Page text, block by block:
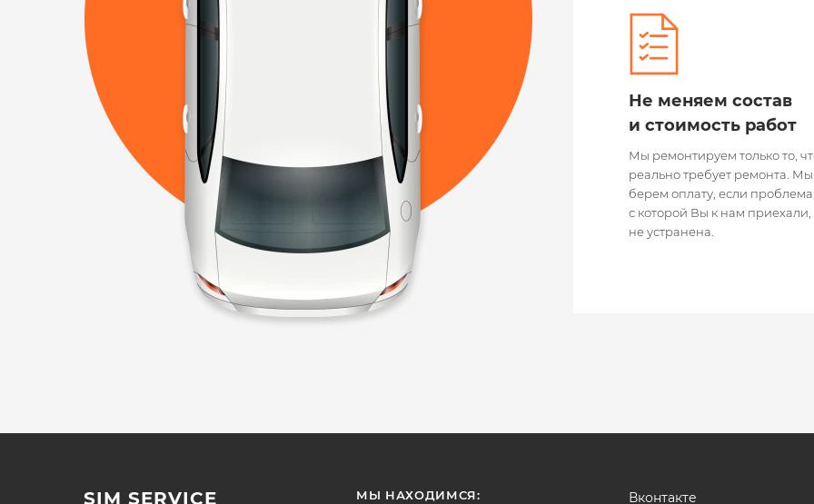
Мы ремонтируем только то,
реально требует ремонта.
берем оплату, если проблема,
с которой Вы к нам приехали,
не устранена.
Не меняем состав
и стоимость работ
SIM SERVICE МЫ НАХОДИМСЯ: Вконтакте